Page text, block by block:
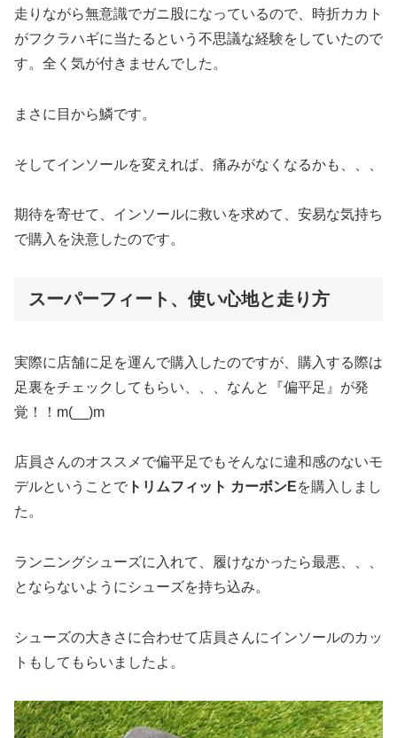
走りながら無意識でガニ股になっているので、時折カカト
がフクラハギに当たるという不思議な経験をしていたので
す。全く気が付きませんでした。
まさに目から鱗です。
そしてインソールを変えれば、痛みがなくなるかも、、、
期待を寄せて、インソールに救いを求めて、安易な気持ち
で購入を決意したのです。
スーパーフィート、使い心地と走り方
実際に店舗に足を運んで購入したのですが、購入する際は
足裏をチェックしてもらい、、、なんと『偏平足』が発
覚！！m(__)m
店員さんのオススメで偏平足でもそんなに違和感のないモ
デルということで トリムフィット カーボンEを購入しまし
た。
ランニングシューズに入れて、履けなかったら最悪、、、
とならないようにシューズを持ち込み。
シューズの大きさに合わせて店員さんにインソールのカッ
トもしてもらいましたよ。